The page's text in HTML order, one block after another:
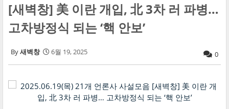
[새벽창] 美 이란 개입, 北 3차 러 파병…
고차방정식 되는 ‘핵 안보’
새벽창 6월 19, 2025 0